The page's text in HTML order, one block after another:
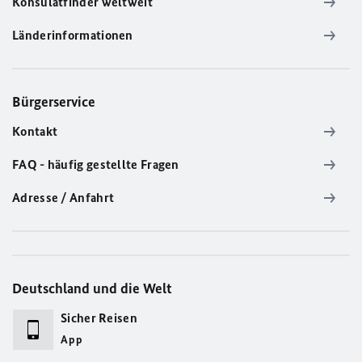
Länderinformationen
Bürgerservice
Kontakt
FAQ - häufig gestellte Fragen
Adresse / Anfahrt
Deutschland und die Welt
Sicher Reisen
App